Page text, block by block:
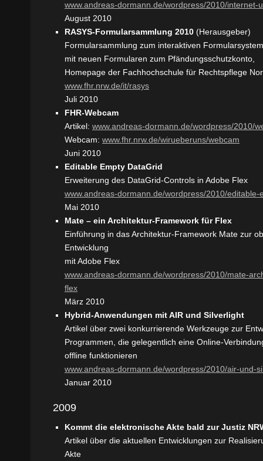
www.andreas-dormann.de/wordpress/2010/internet-
August 2010
RASYS-Formularsammlung 2010 (Herausgeber)
Formularsammlung zum interaktiven
mit neuen Formularen zum Pfändungsschutzkonto,
Homepage der Fachhochschule für Rechtspflege
www.fhr.nrw.de/it/rasys
Juli 2010
FHR-Webcam
Artikel: www.andreas-dormann.de/wordpress/2010/
Webcam: www.fhr.nrw.de/wirueberuns/webcam
Juni 2010
Editable Empty DataGrid
Erweiterung des DataGrid-Controls in Adobe Flex
www.andreas-dormann.de/wordpress/2010/editable-
Mai 2010
Mate – ein Architektur-Framework für Flex
Einführung in das Architektur-Framework Mate zur
Entwicklung
mit Adobe Flex
www.andreas-dormann.de/wordpress/2010/mate-
flex
März 2010
Hybrid-Anwendungen mit AIR und Silverlight
Artikel über zwei konkurrierende Werkzeuge zur
Programmen, die gelegentlich eine Online-
offline funktionieren
www.andreas-dormann.de/wordpress/2010/air-und-
Januar 2010
2009
Kommt die elektronische Akte bald zur Justiz
Artikel über die aktuellen Entwicklungen zur
Akte